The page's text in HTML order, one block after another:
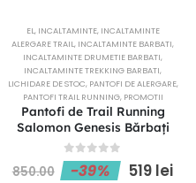
EL, INCALTAMINTE, INCALTAMINTE
ALERGARE TRAIL, INCALTAMINTE BARBATI,
INCALTAMINTE DRUMETIE BARBATI,
INCALTAMINTE TREKKING BARBATI,
LICHIDARE DE STOC, PANTOFI DE ALERGARE,
PANTOFI TRAIL RUNNING, PROMOTII
Pantofi de Trail Running
Salomon Genesis Bărbați
0out of 5
850.00 -39% 519 lei